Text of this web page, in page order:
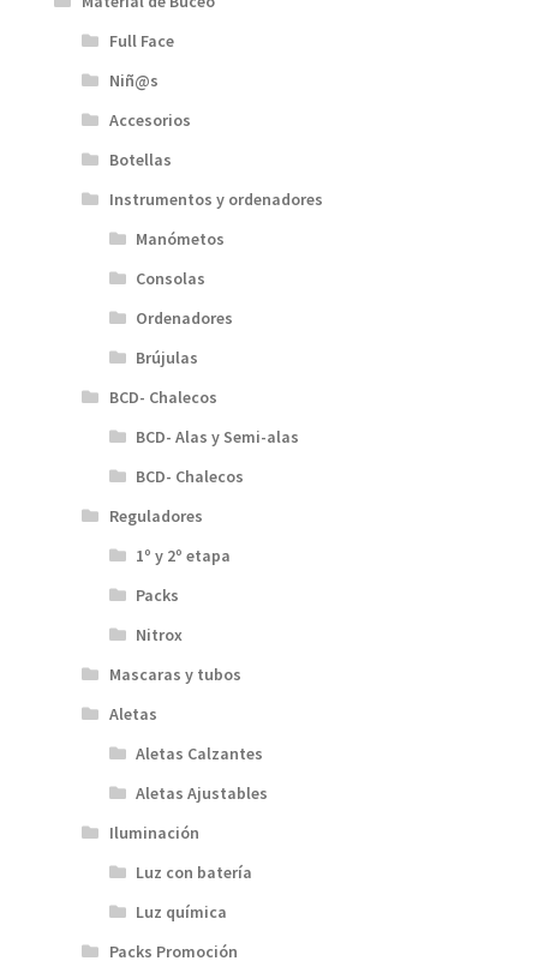
Full Face
Niñ@s
Accesorios
Botellas
Instrumentos y ordenadores
Manómetos
Consolas
Ordenadores
Brújulas
BCD- Chalecos
BCD- Alas y Semi-alas
BCD- Chalecos
Reguladores
1º y 2º etapa
Packs
Nitrox
Mascaras y tubos
Aletas
Aletas Calzantes
Aletas Ajustables
Iluminación
Luz con batería
Luz química
Packs Promoción